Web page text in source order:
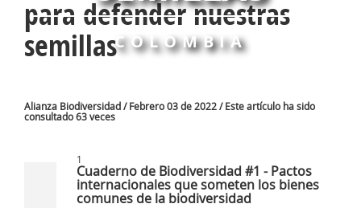
COLOMBIA
para defender nuestras
semillas
Alianza Biodiversidad / Febrero 03 de 2022 / Este artículo ha sido
consultado 63 veces
1
Cuaderno de Biodiversidad #1 - Pactos
internacionales que someten los bienes
comunes de la biodiversidad